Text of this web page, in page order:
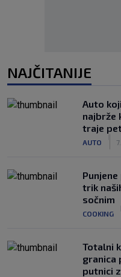
NAJČITANIJE
Auto
najbrže
traje
AUTO
trik
sočnim
COOKING
Totalni
granica
putnici